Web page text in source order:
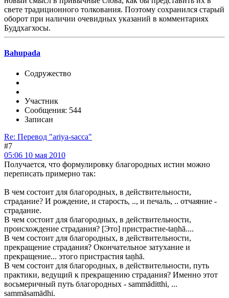
свете традиционного толкования. Поэтому сохранился старый
оборот при наличии очевидных указаний в комментариях
Буддхагхосы.
Bahupada
Содружество
Участник
Сообщения: 544
Записан
Re: Перевод "ariya-sacca"
#7
05:06 10 мая 2010
Получается, что формулировку благородных истин можно
переписать примерно так:
В чем состоит для благородных, в действительности,
страдание? И рождение, и старость, .., и печаль, .. отчаяние -
страдание.
В чем состоит для благородных, в действительности,
происхождение страдания? [Это] пристрастие-taṇhā....
В чем состоит для благородных, в действительности,
прекращение страдания? Окончательное затухание и
прекращение... этого пристрастия taṇhā.
В чем состоит для благородных, в действительности, путь
практики, ведущий к прекращению страдания? Именно этот
восьмеричный путь благородных - sammāditthi, ...
sammāsamādhi.